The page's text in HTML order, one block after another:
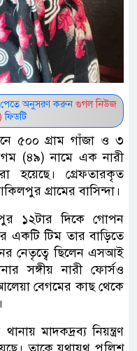
পেতে অনুসরণ করুন গুগল নিউজ
ফিডটি
৫০০ গ্রাম গাঁজা ও ৩
(৪৯) নামে এক নারী
হয়েছে। গ্রেফতারকৃত
গ্রামের বাসিন্দা।
১২টার দিকে গোপন
একটি টিম তার বাড়িতে
নেতৃত্বে ছিলেন এসআই
সঙ্গীয় নারী ফোর্সও
বেগমের কাছ থেকে
মাদকদ্রব্য নিয়ন্ত্রণ